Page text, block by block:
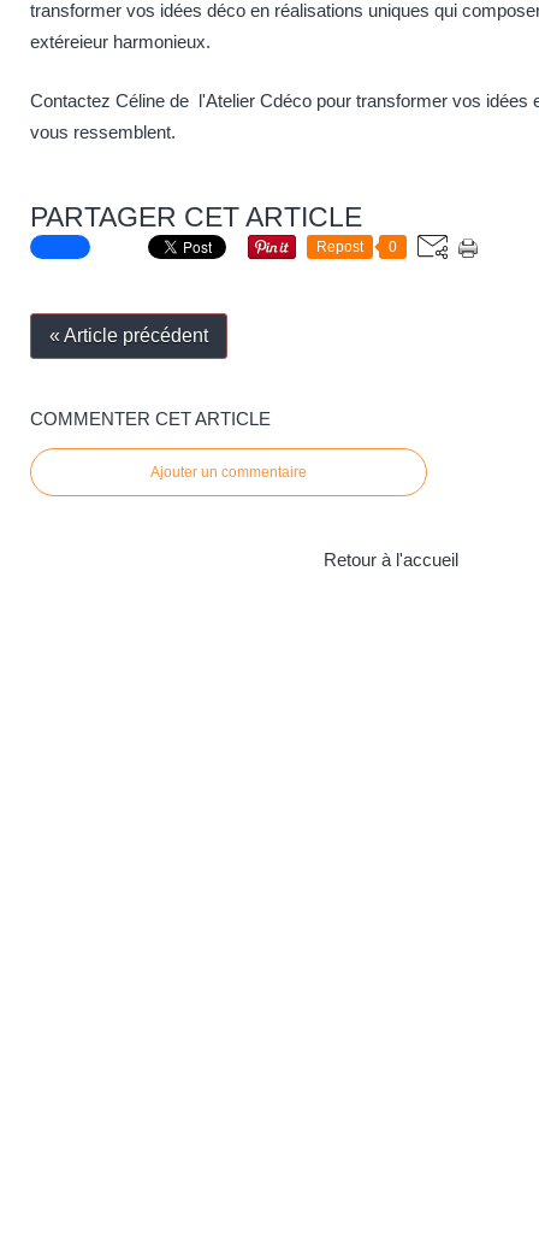
transformer vos idées déco en réalisations uniques qui
extéreieur harmonieux.
Contactez Céline de l'Atelier Cdéco pour transformer vos idées
vous ressemblent.
PARTAGER CET ARTICLE
Repost 0
« Article précédent
COMMENTER CET ARTICLE
Ajouter un commentaire
Retour à l'accueil